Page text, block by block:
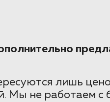
лишь
Мы не работаем